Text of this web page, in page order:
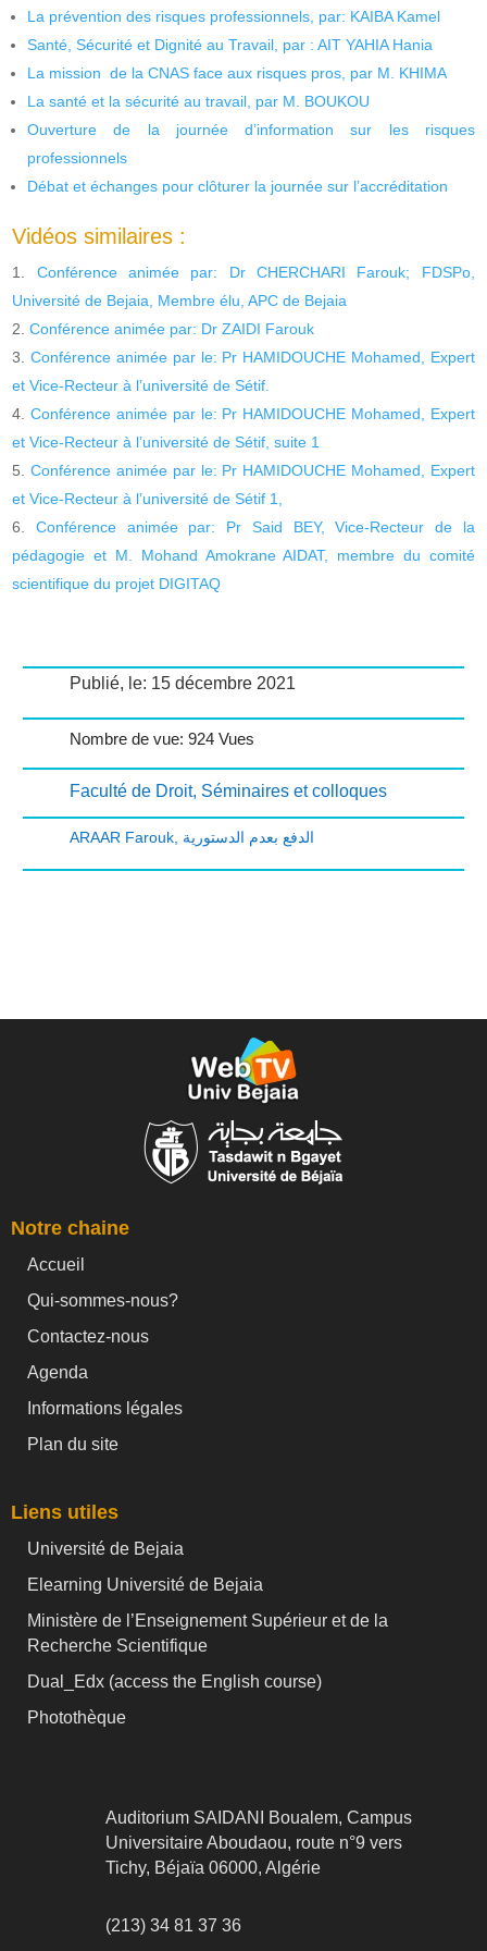
La prévention des risques professionnels, par: KAIBA Kamel
Santé, Sécurité et Dignité au Travail, par : AIT YAHIA Hania
La mission de la CNAS face aux risques pros, par M. KHIMA
La santé et la sécurité au travail, par M. BOUKOU
Ouverture de la journée d’information sur les risques
professionnels
Débat et échanges pour clôturer la journée sur l’accréditation
Vidéos similaires :
Conférence animée par: Dr CHERCHARI Farouk; FDSPo,
Université de Bejaia, Membre élu, APC de Bejaia
Conférence animée par: Dr ZAIDI Farouk
Conférence animée par le: Pr HAMIDOUCHE Mohamed, Expert
et Vice-Recteur à l’université de Sétif.
Conférence animée par le: Pr HAMIDOUCHE Mohamed, Expert
et Vice-Recteur à l’université de Sétif, suite 1
Conférence animée par le: Pr HAMIDOUCHE Mohamed, Expert
et Vice-Recteur à l’université de Sétif 1,
Conférence animée par: Pr Said BEY, Vice-Recteur de la
pédagogie et M. Mohand Amokrane AIDAT, membre du comité
scientifique du projet DIGITAQ
Publié, le: 15 décembre 2021
Nombre de vue: 924 Vues
Faculté de Droit, Séminaires et colloques
ARAAR Farouk, الدفع بعدم الدستورية
Notre chaine
Accueil
Qui-sommes-nous?
Contactez-nous
Agenda
Informations légales
Plan du site
Liens utiles
Université de Bejaia
Elearning Université de Bejaia
Ministère de l’Enseignement Supérieur et de la
Recherche Scientifique
Dual_Edx (access the English course)
Photothèque
Auditorium SAIDANI Boualem, Campus
Universitaire Aboudaou, route n°9 vers
Tichy, Béjaïa 06000, Algérie
(213) 34 81 37 36